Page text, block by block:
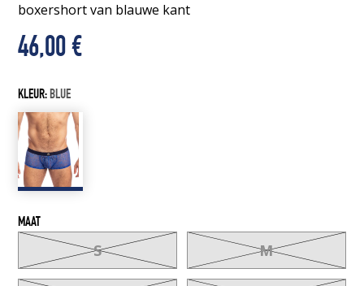
boxershort van blauwe kant
46,00€
KLEUR:BLUE
MAAT
S M